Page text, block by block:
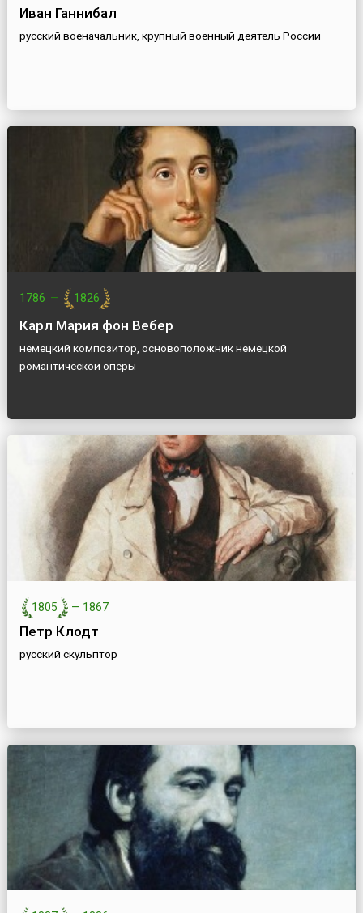
Иван Ганнибал
русский военачальник, крупный военный деятель России
1786 — 1826
Карл Мария фон Вебер
немецкий композитор, основоположник немецкой
романтической оперы
1805 — 1867
Петр Клодт
русский скульптор